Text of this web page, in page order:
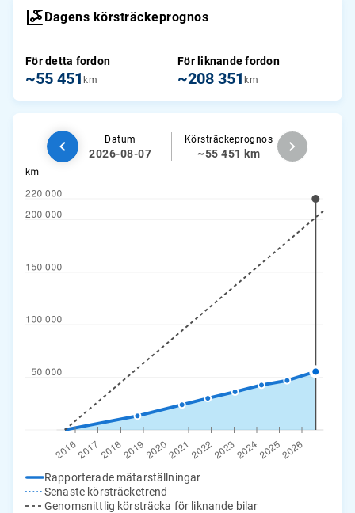
Dagens körsträckeprognos
För detta fordon
~55 451 km
För liknande fordon
~208 351 km
Datum
2026-08-07
Körsträckeprognos
~55 451 km
Rapporterade mätarställningar
Senaste körsträcketrend
Genomsnittlig körsträcka för liknande bilar